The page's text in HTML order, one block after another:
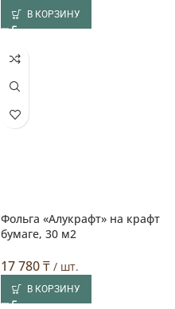
В КОРЗИНУ
Фольга «Алукрафт» на крафт
бумаге, 30 м2
17 780₸ / шт.
В КОРЗИНУ